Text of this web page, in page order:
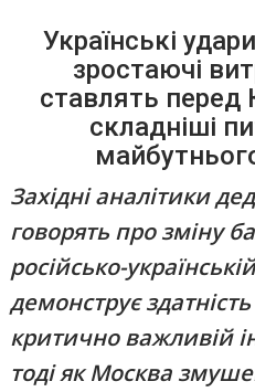
Українські
зростаючі
ставлять перед
складніші
Західні аналітики
говорять про зміну
російсько-
демонструє
критично важливій
тоді як Москва